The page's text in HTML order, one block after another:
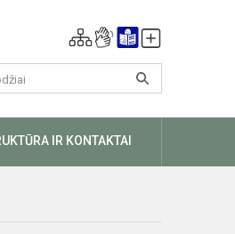
IR KONTAKTAI